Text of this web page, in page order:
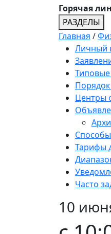
Горячая
РАЗДЕЛЫ
Главная /
Личный
Центры
Тарифы
Часто
10